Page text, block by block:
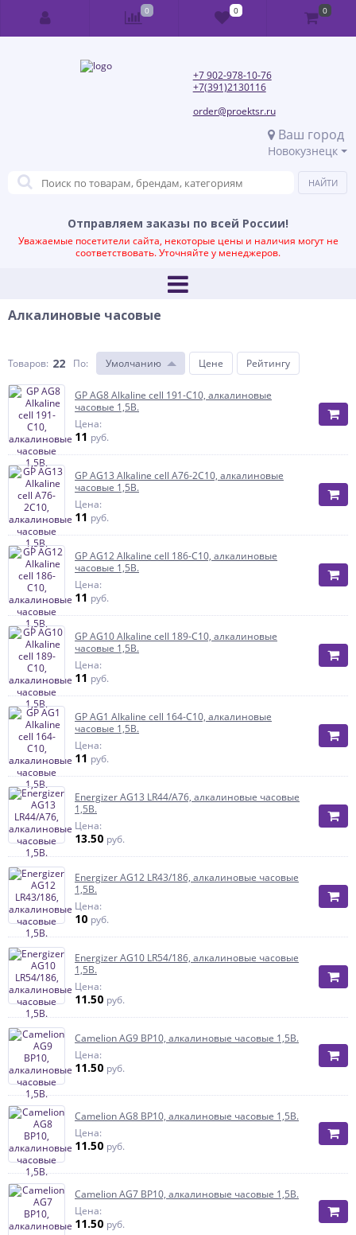
+7 902-978-10-76
+7(391)2130116
order@proektsr.ru
Ваш город
Новокузнецк
Отправляем заказы по всей России!
Уважаемые посетители сайта, некоторые цены и наличия могут не
соответствовать. Уточняйте у менеджеров.
Алкалиновые часовые
Товаров: 22 По: Умолчанию Цене Рейтингу
GP AG8 Alkaline cell 191-C10, алкалиновые
часовые 1,5В.
Цена:
11 руб.
GP AG13 Alkaline cell A76-2C10, алкалиновые
часовые 1,5В.
Цена:
11 руб.
GP AG12 Alkaline cell 186-C10, алкалиновые
часовые 1,5В.
Цена:
11 руб.
GP AG10 Alkaline cell 189-C10, алкалиновые
часовые 1,5В.
Цена:
11 руб.
GP AG1 Alkaline cell 164-C10, алкалиновые
часовые 1,5В.
Цена:
11 руб.
Energizer AG13 LR44/A76, алкалиновые часовые
1,5В.
Цена:
13.50 руб.
Energizer AG12 LR43/186, алкалиновые часовые
1,5В.
Цена:
10 руб.
Energizer AG10 LR54/186, алкалиновые часовые
1,5В.
Цена:
11.50 руб.
Camelion AG9 BP10, алкалиновые часовые 1,5В.
Цена:
11.50 руб.
Camelion AG8 BP10, алкалиновые часовые 1,5В.
Цена:
11.50 руб.
Camelion AG7 BP10, алкалиновые часовые 1,5В.
Цена:
11.50 руб.
0 0 0